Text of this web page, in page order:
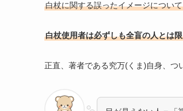
白杖に関する誤ったイメージについ
白杖使用者は必ずしも全盲の人とは
正直、著者である究万(くま)自身、つ